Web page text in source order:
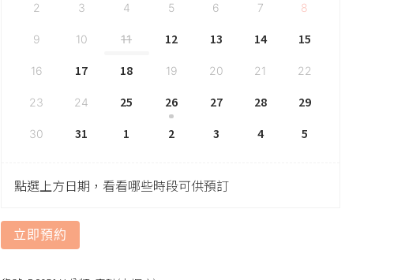
2 3 4 5 6 7 8
9 10 11 12 13 14 15
16 17 18 19 20 21 22
23 24 25 26 27 28 29
30 31 1 2 3 4 5
點選上方日期，看看哪些時段可供預訂
立即預約